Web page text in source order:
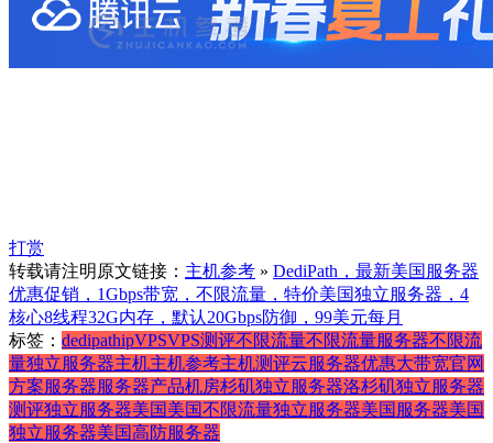
打赏
转载请注明原文链接： 主机参考 » DediPath，最新美国服务器
优惠促销，1Gbps带宽，不限流量，特价美国独立服务器，4
核心8线程32G内存，默认20Gbps防御，99美元每月
标签： dedipathipVPSVPS测评不限流量不限流量服务器不限流
量独立服务器主机主机参考主机测评云服务器优惠大带宽官网
方案服务器服务器产品机房杉矶独立服务器洛杉矶独立服务器
测评独立服务器美国美国不限流量独立服务器美国服务器美国
独立服务器美国高防服务器